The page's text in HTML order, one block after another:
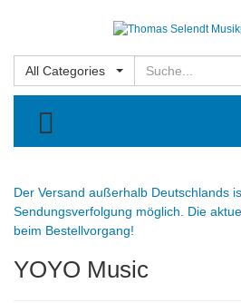
All Categories
TOGGLE MENU
Der Versand außerhalb Deutschlands
Sendungsverfolgung möglich. Die
beim Bestellvorgang!
YOYO Music